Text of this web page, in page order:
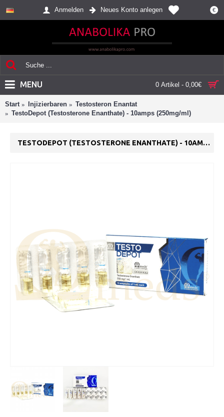
€
Anmelden Neues Konto anlegen
0 Artikel - 0,00€
MENU
Start Injizierbaren
Testosteron Enantat
TestoDepot (Testosterone Enanthate) - 10amps (250mg/ml)
TESTODEPOT (TESTOSTERONE ENANTHATE) - 10AMPS (250MG/ML)